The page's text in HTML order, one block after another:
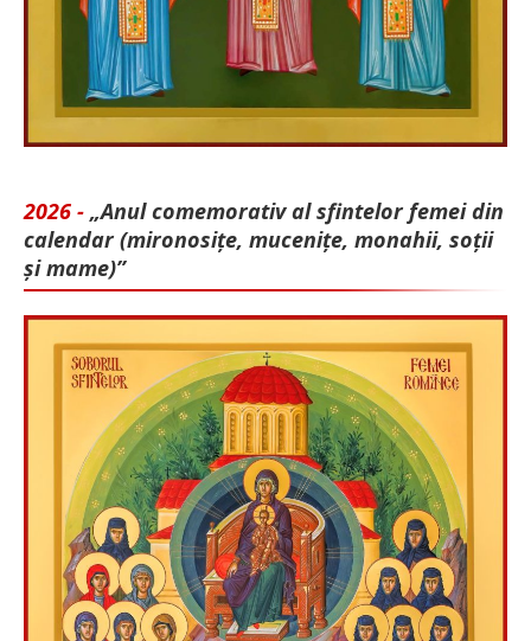
2026 - „Anul comemorativ al sfintelor femei din
calendar (mironosițe, mu­cenițe, monahii, soții
și mame)”